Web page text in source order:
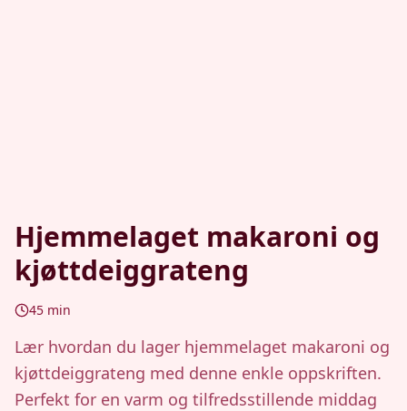
Hjemmelaget makaroni og
kjøttdeiggrateng
45 min
Lær hvordan du lager hjemmelaget makaroni og
kjøttdeiggrateng med denne enkle oppskriften.
Perfekt for en varm og tilfredsstillende middag